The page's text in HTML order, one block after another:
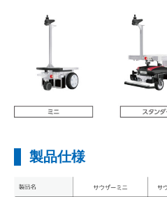
製品仕様